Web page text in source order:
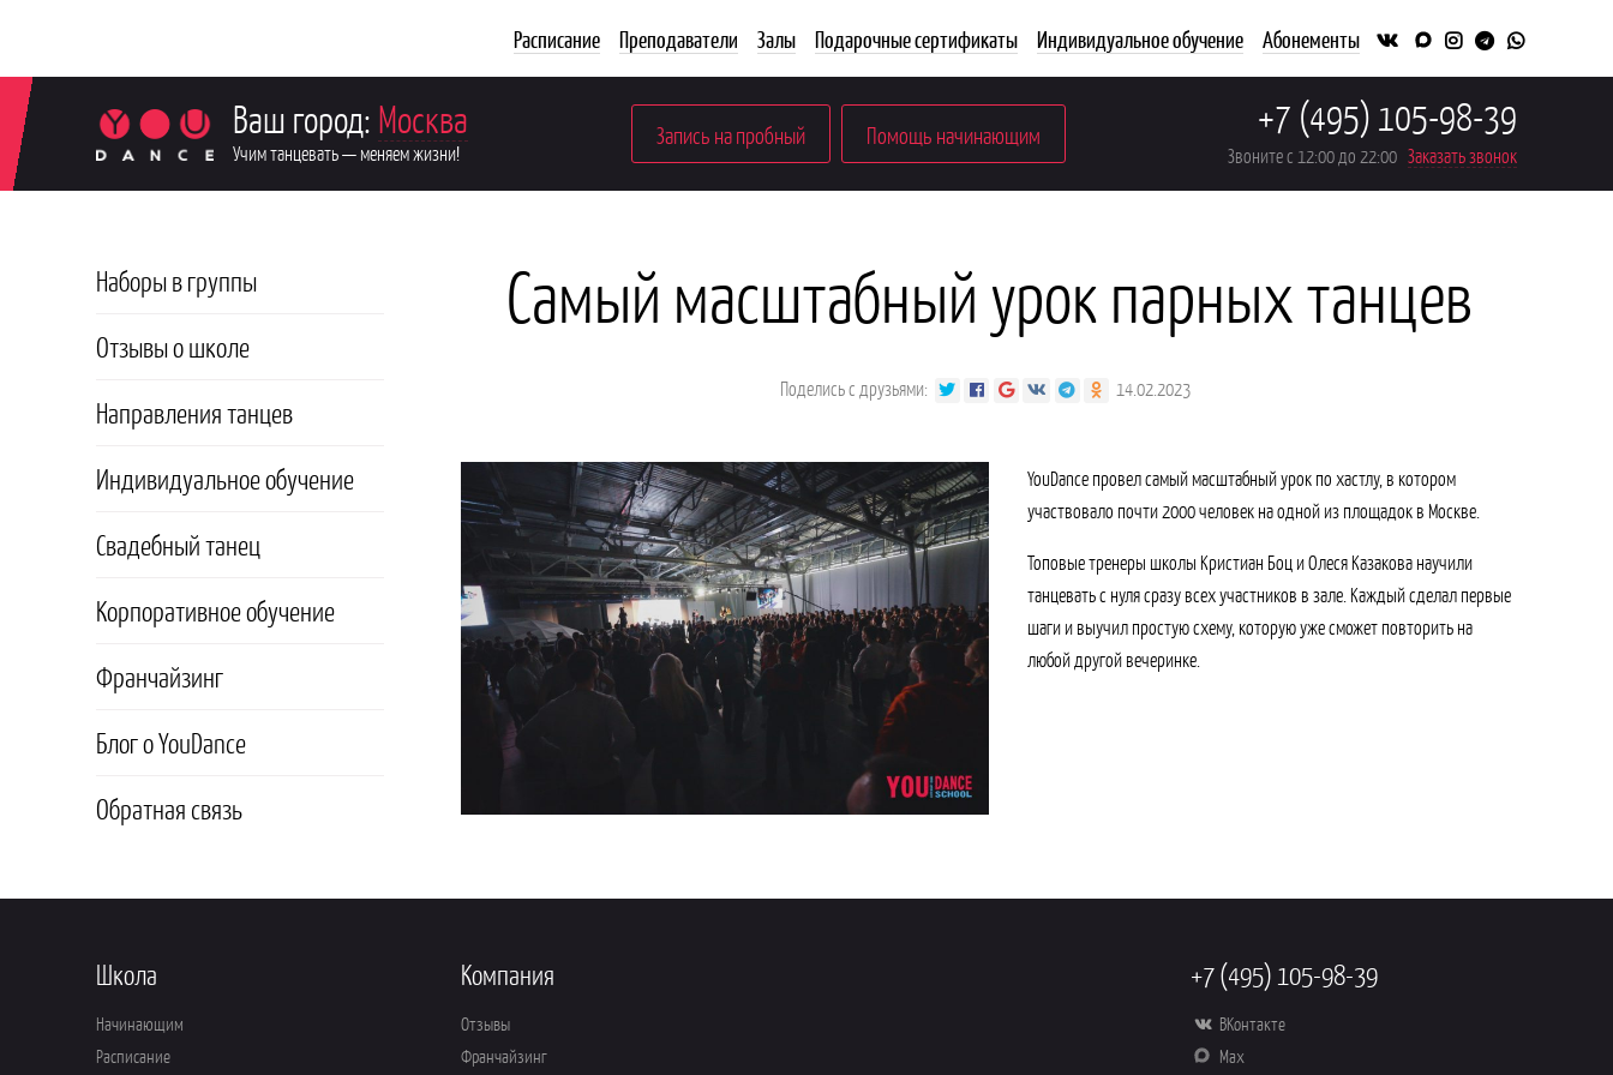
Расписание Преподаватели Залы Подарочные сертификаты Индивидуальное обучение Абонементы
Ваш город: Москва
Учим танцевать — меняем жизни!
Запись на пробный Помощь начинающим +7 (495) 105-98-39
Звоните с 12:00 до 22:00 Заказать звонок
Наборы в группы
Отзывы о школе
Направления танцев
Индивидуальное обучение
Свадебный танец
Корпоративное обучение
Франчайзинг
Блог о YouDance
Обратная связь
Самый масштабный урок парных танцев
Поделись с друзьями: 14.02.2023
YouDance провел самый масштабный урок по хастлу, в котором
участвовало почти 2000 человек на одной из площадок в Москве.
Топовые тренеры школы Кристиан Боц и Олеся Казакова научили
танцевать с нуля сразу всех участников в зале. Каждый сделал первые
шаги и выучил простую схему, которую уже сможет повторить на
любой другой вечеринке.
Школа
Начинающим
Расписание
Компания
Отзывы
Франчайзинг
+7 (495) 105-98-39
ВКонтакте
Max